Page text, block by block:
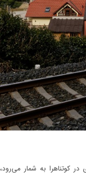
به شمار